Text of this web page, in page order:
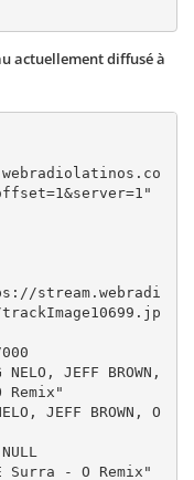
actuellement diffusé à
Remix"